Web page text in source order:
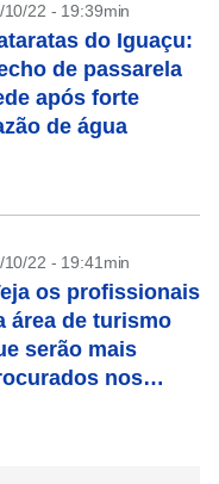
10/22 - 19:39min
do Iguaçu:
de passarela
após forte
de água
10/22 - 19:41min
os profissionais
área de turismo
serão mais
nos